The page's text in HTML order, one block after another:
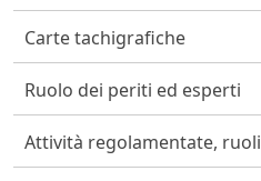
Carte tachigrafiche
Ruolo dei periti ed esperti
Attività regolamentate, ruoli